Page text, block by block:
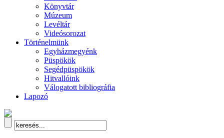
Könyvtár
Múzeum
Levéltár
Videósorozat
Történelmünk
Egyházmegyénk
Püspökök
Segédpüspökök
Hitvallóink
Válogatott bibliográfia
Lapozó